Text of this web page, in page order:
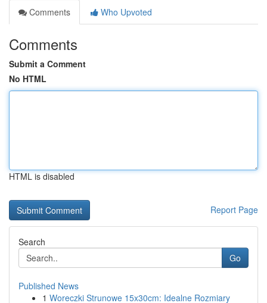
Comments
Who Upvoted
Comments
Submit a Comment
No HTML
HTML is disabled
Report Page
Search
Go
Published News
1 Woreczki Strunowe 15x30cm: Idealne Rozmiary